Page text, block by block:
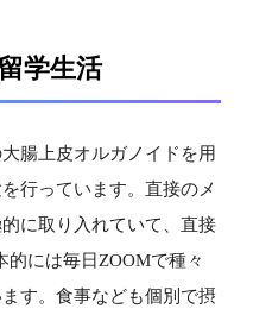
学生活
腸上皮オルガノイドを用
行っています。直接のメ
に取り入れていて、直接
には毎日ZOOMで種々
す。食事なども個別で摂